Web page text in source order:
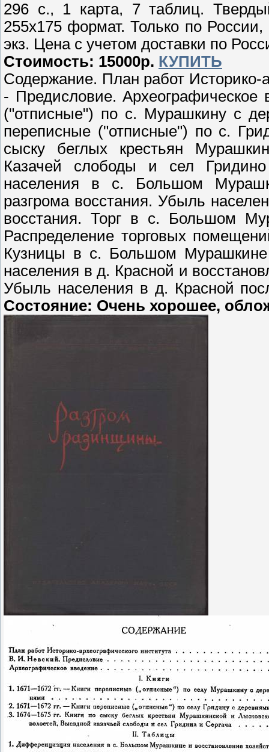
296 с., 1 карта, 7 таблиц.
255х175 формат. Только по
экз. Цена с учетом доставки по
Стоимость: 15000р. КУПИТЬ
Содержание. План работ Историко-
- Предисловие. Археографическое
("отписные") по с. Мурашкину с
переписные ("отписные") по с.
сыску беглых крестьян
Казачей слободы и сел
населения в с. Большом
разгрома восстания. Убыль
восстания. Торг в с. Большом
Распределение торговых
Кузницы в с. Большом
населения в д. Красной и
Убыль населения в д. Красной
Состояние: Очень хорошее,